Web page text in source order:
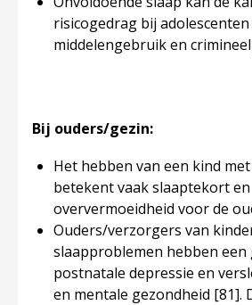
risicogedrag bij
middelengebruik en
Bij ouders/gezin:
Het hebben van een kind
betekent vaak slaaptekort en
oververmoeidheid voor de
Ouders/verzorgers van
slaapproblemen hebben
postnatale depressie en
en mentale gezondheid [81].